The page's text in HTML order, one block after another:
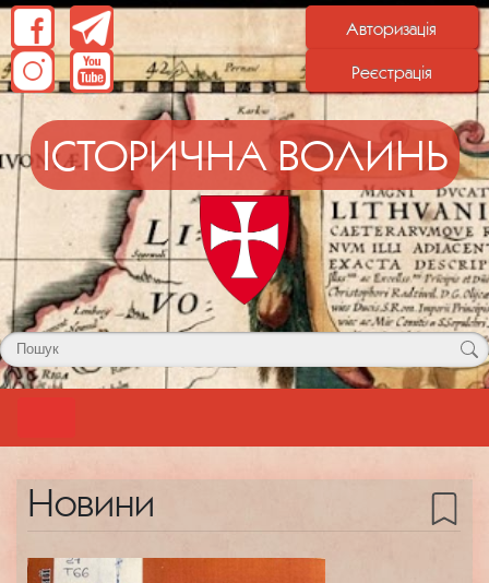
Авторизація
Реєстрація
ІСТОРИЧНА ВОЛИНЬ
Новини